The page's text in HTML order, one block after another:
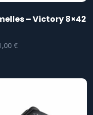
– Victory 8×42
€